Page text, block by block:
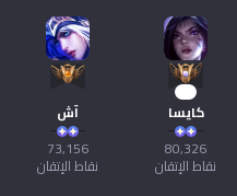
10
كايسا
نقاط الإتقان
آش
نقاط الإتقان